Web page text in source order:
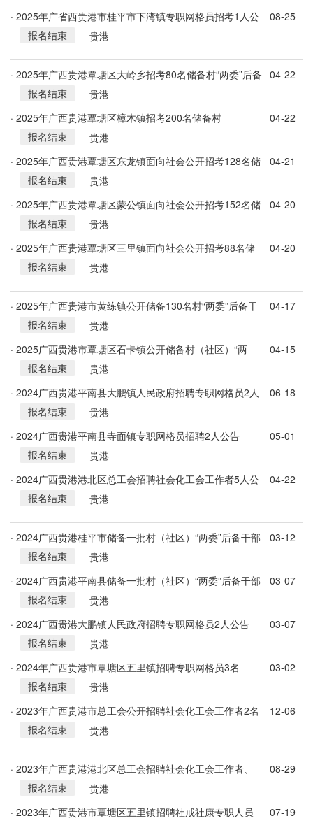
· 2025年广省西贵港市桂平市下湾镇专职网格员招考1人公
08-25
报名结束
贵港
· 2025年广西贵港覃塘区大岭乡招考80名储备村“两委”后备
人才公告
04-22
报名结束
贵港
· 2025年广西贵港覃塘区樟木镇招考200名储备村
（居）“两委” 后备人才公告
04-22
报名结束
贵港
· 2025年广西贵港覃塘区东龙镇面向社会公开招考128名储
备村(社区)“两委”后备人才公告
04-21
报名结束
贵港
· 2025年广西贵港覃塘区蒙公镇面向社会公开招考152名储
备村“两委”后备人才公告
04-20
报名结束
贵港
· 2025年广西贵港覃塘区三里镇面向社会公开招考88名储
备村(社区)“两委”后备人才公告
04-20
报名结束
贵港
· 2025年广西贵港市黄练镇公开储备130名村“两委”后备干
部人选的公告
04-17
报名结束
贵港
· 2025广西贵港市覃塘区石卡镇公开储备村（社区）“两
委”后备干部人选152名公告
04-15
报名结束
贵港
· 2024广西贵港平南县大鹏镇人民政府招聘专职网格员2人
公告
06-18
报名结束
贵港
· 2024广西贵港平南县寺面镇专职网格员招聘2人公告
05-01
报名结束
贵港
· 2024广西贵港港北区总工会招聘社会化工会工作者5人公
04-22
报名结束
贵港
· 2024广西贵港桂平市储备一批村（社区）“两委”后备干部
3500人公告
03-12
报名结束
贵港
· 2024广西贵港平南县储备一批村（社区）“两委”后备干部
1689名
03-07
报名结束
贵港
· 2024广西贵港大鹏镇人民政府招聘专职网格员2人公告
03-07
报名结束
贵港
· 2024年广西贵港市覃塘区五里镇招聘专职网格员3名
03-02
报名结束
贵港
· 2023年广西贵港市总工会公开招聘社会化工会工作者2名
12-06
报名结束
贵港
· 2023年广西贵港港北区总工会招聘社会化工会工作者、
工资集体协商员5人公告
08-29
报名结束
贵港
· 2023年广西贵港市覃塘区五里镇招聘社戒社康专职人员
07-19